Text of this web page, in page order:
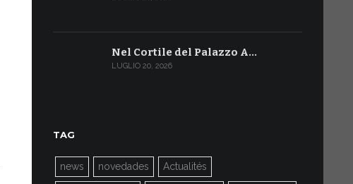
Nel Cortile del Palazzo A…
LUGLIO 20, 2026
TAG
news novedades Actualités